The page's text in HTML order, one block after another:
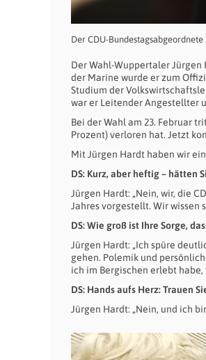
Der CDU-
Der Wahl-Wuppertaler
der Marine wurde er zum
Studium der
war er Leitender Angestellter
Bei der Wahl am 23. Februar
Prozent) verloren hat. Jetzt
Mit Jürgen Hardt haben wir
DS: Kurz, aber heftig – hätten
Jürgen Hardt: „Nein, wir, die
Jahres vorgestellt. Wir wissen
DS: Wie groß ist Ihre Sorge,
Jürgen Hardt: „Ich spüre
gehen. Polemik und
ich im Bergischen erlebt
DS: Hands aufs Herz: Trauen
Jürgen Hardt: „Nein, und ich